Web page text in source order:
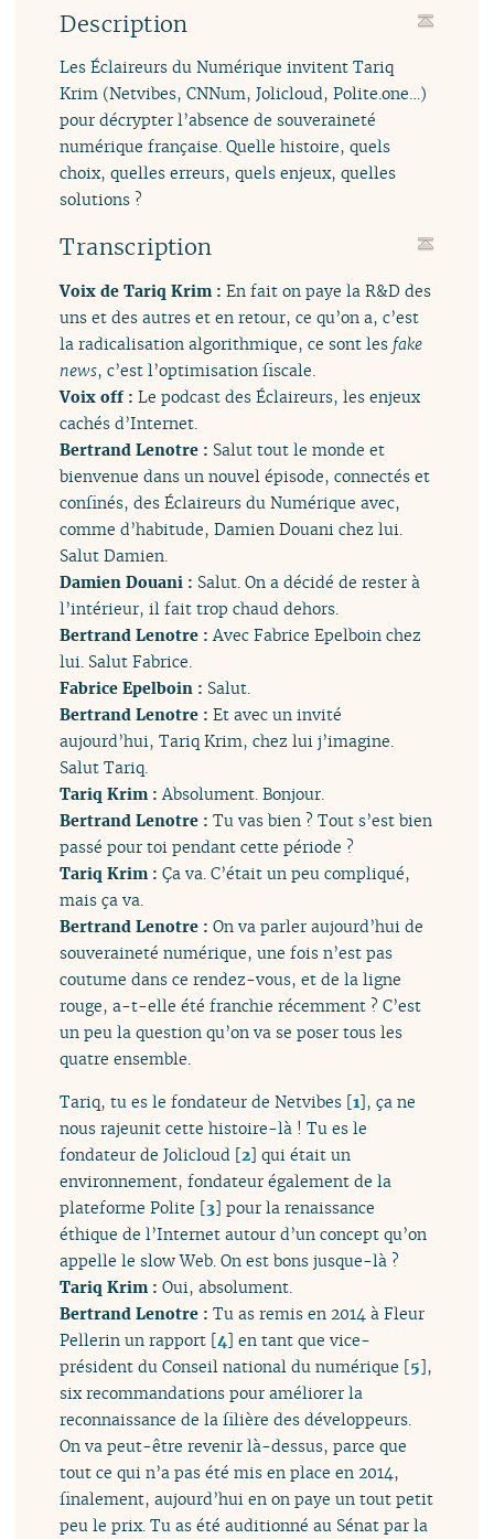
Description
Les Éclaireurs du Numérique invitent Tariq
Krim (Netvibes, CNNum, Jolicloud, Polite.one…)
pour décrypter l’absence de souveraineté
numérique française. Quelle histoire, quels
choix, quelles erreurs, quels enjeux, quelles
solutions ?
Transcription
Voix de Tariq Krim :En fait on paye la R&D des
uns et des autres et en retour, ce qu’on a, c’est
la radicalisation algorithmique, ce sont les fake
news, c’est l’optimisation fiscale.
Voix off :Le podcast des Éclaireurs, les enjeux
cachés d’Internet.
Bertrand Lenotre : Salut tout le monde et
bienvenue dans un nouvel épisode, connectés et
confinés, des Éclaireurs du Numérique avec,
comme d’habitude, Damien Douani chez lui.
Salut Damien.
Damien Douani : Salut. On a décidé de rester à
l’intérieur, il fait trop chaud dehors.
Bertrand Lenotre :Avec Fabrice Epelboin chez
lui. Salut Fabrice.
Fabrice Epelboin : Salut.
Bertrand Lenotre :Et avec un invité
aujourd’hui, Tariq Krim, chez lui j’imagine.
Salut Tariq.
Tariq Krim :Absolument. Bonjour.
Bertrand Lenotre :Tu vas bien ? Tout s’est bien
passé pour toi pendant cette période ?
Tariq Krim :Ça va. C’était un peu compliqué,
mais ça va.
Bertrand Lenotre :On va parler aujourd’hui de
souveraineté numérique, une fois n’est pas
coutume dans ce rendez-vous, et de la ligne
rouge, a-t-elle été franchie récemment ? C’est
un peu la question qu’on va se poser tous les
quatre ensemble.
Tariq, tu es le fondateur de Netvibes [1], ça ne
nous rajeunit cette histoire-là ! Tu es le
fondateur de Jolicloud [2] qui était un
environnement, fondateur également de la
plateforme Polite [3] pour la renaissance
éthique de l’Internet autour d’un concept qu’on
appelle le slow Web. On est bons jusque-là ?
Tariq Krim :Oui, absolument.
Bertrand Lenotre :Tu as remis en 2014 à Fleur
Pellerin un rapport [4] en tant que vice-
président du Conseil national du numérique [5],
six recommandations pour améliorer la
reconnaissance de la filière des développeurs.
On va peut-être revenir là-dessus, parce que
tout ce qui n’a pas été mis en place en 2014,
finalement, aujourd’hui en on paye un tout petit
peu le prix. Tu as été auditionné au Sénat par la